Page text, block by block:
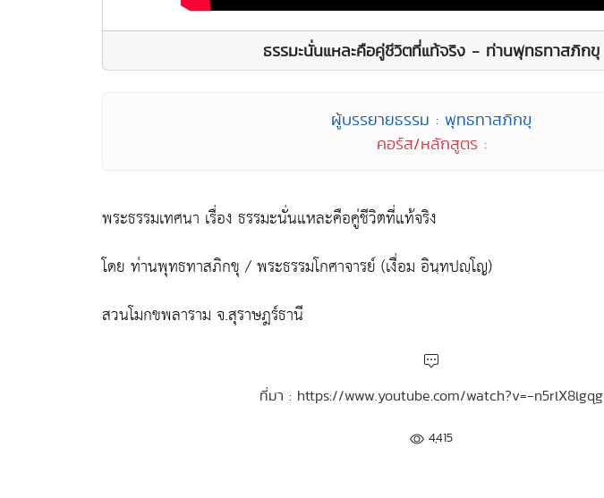
ธรรมะนั่นแหละคือคู่ชีวิตที่แท้จริง - ท่านพุทธทาสภิกขุ
ผู้บรรยายธรรม : พุทธทาสภิกขุ
คอร์ส/หลักสูตร :
พระธรรมเทศนา เรื่อง ธรรมะนั่นแหละคือคู่ชีวิตที่แท้จริง
โดย ท่านพุทธทาสภิกขุ / พระธรรมโกศาจารย์ (เงื่อม อินฺทปญฺโญ)
สวนโมกขพลาราม จ.สุราษฎร์ธานี
ที่มา : https://www.youtube.com/watch?v=-n5rlX8lgqg
4,415